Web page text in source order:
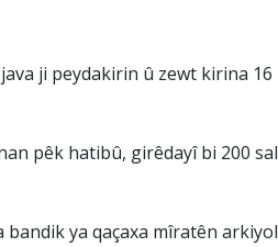
ji peydakirin û zewt kirina 16
pêk hatibû, girêdayî bi 200
ya qaçaxa mîratên